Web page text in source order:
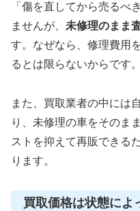
「傷を直してから売るべ
ませんが、 未修理のまま
す。なぜなら、修理費用
るとは限らないからです。
また、買取業者の中には
り、未修理の車をそのま
ストを抑えて再販できる
ります。
買取価格は状態によ